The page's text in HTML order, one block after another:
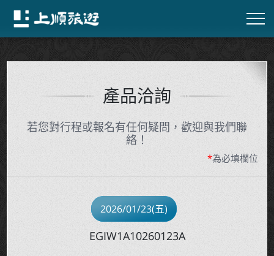
產品洽詢
若您對行程或報名有任何疑問，歡迎與我們聯
絡！
*為必填欄位
2026/01/23(五)
EGIW1A10260123A